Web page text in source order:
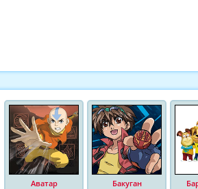
Аватар Бакуган